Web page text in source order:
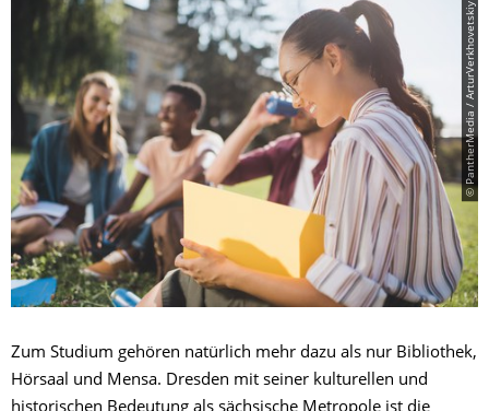
© PantherMedia / ArturVerkhovetskiy
Zum Studium gehören natürlich mehr dazu als nur Bibliothek,
Hörsaal und Mensa. Dresden mit seiner kulturellen und